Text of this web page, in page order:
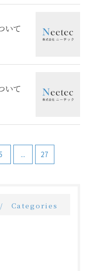
いて
いて
... 27
Categories